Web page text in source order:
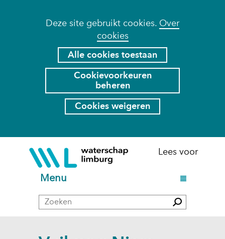
Cookies
toestaan?
Deze site gebruikt cookies. Over
cookies
kan
gebruik
cookies
website
worden
toegestaan
geweigerd.
Alle cookies toestaan
Cookievoorkeuren
beheren
Cookies weigeren
naar
Lees voor
Menu
t
k
a
Zoeken Zoeken